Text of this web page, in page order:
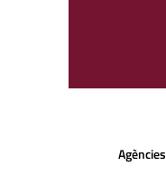
Agències